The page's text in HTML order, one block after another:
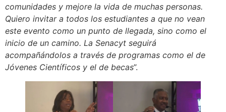
comunidades y mejore la vida de muchas personas.
Quiero invitar a todos los estudiantes a que no vean
este evento como un punto de llegada, sino como el
inicio de un camino. La Senacyt seguirá
acompañándolos a través de programas como el de
Jóvenes Científicos y el de becas”.